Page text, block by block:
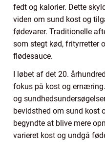
fedt og kalorier. Dette
viden om sund kost og
fødevarer. Traditionelle
som stegt kød, frityrretter
flødesauce.
I løbet af det 20.
fokus på kost og
og
bevidsthed om sund kost
begyndte at blive mere
varieret kost og undgå